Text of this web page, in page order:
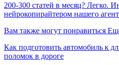
200-300 статей в месяц? Легко.
нейрокопирайтером нашего
Вам также могут понравиться
Как подготовить автомобиль к
поломок в дороге